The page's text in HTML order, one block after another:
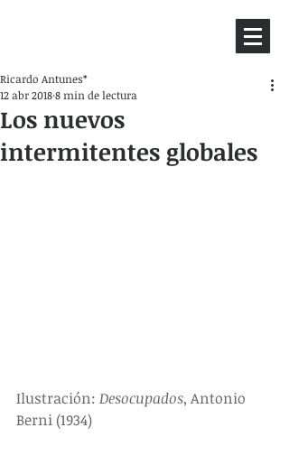
Los nuevos
intermitentes globales
Ricardo Antunes*
12 abr 20188 min de lectura
Ilustración: Desocupados, Antonio
Berni (1934)